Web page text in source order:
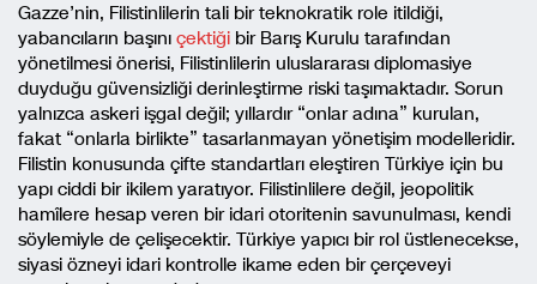
Gazze’nin, Filistinlilerin tali bir teknokratik role itildiği,
yabancıların başını çektiği bir Barış Kurulu tarafından
yönetilmesi önerisi, Filistinlilerin uluslararası diplomasiye
duyduğu güvensizliği derinleştirme riski taşımaktadır. Sorun
yalnızca askeri işgal değil; yıllardır “onlar adına” kurulan,
fakat “onlarla birlikte” tasarlanmayan yönetişim modelleridir.
Filistin konusunda çifte standartları eleştiren Türkiye için bu
yapı ciddi bir ikilem yaratıyor. Filistinlilere değil, jeopolitik
hamîlere hesap veren bir idari otoritenin savunulması, kendi
söylemiyle de çelişecektir. Türkiye yapıcı bir rol üstlenecekse,
siyasi özneyi idari kontrolle ikame eden bir çerçeveyi